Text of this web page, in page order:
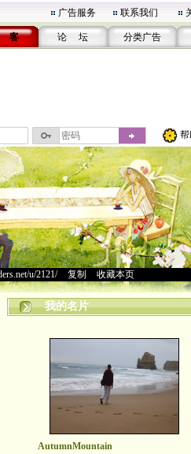
广告服务 联系我们
客 论 坛 分类广告
帮
u/2121/> 复制 收藏本页
我的名片
AutumnMountain